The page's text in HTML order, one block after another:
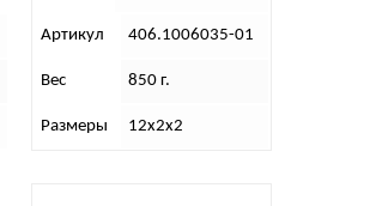
Артикул 406.1006035-01
Вес 850 г.
Размеры 12х2х2